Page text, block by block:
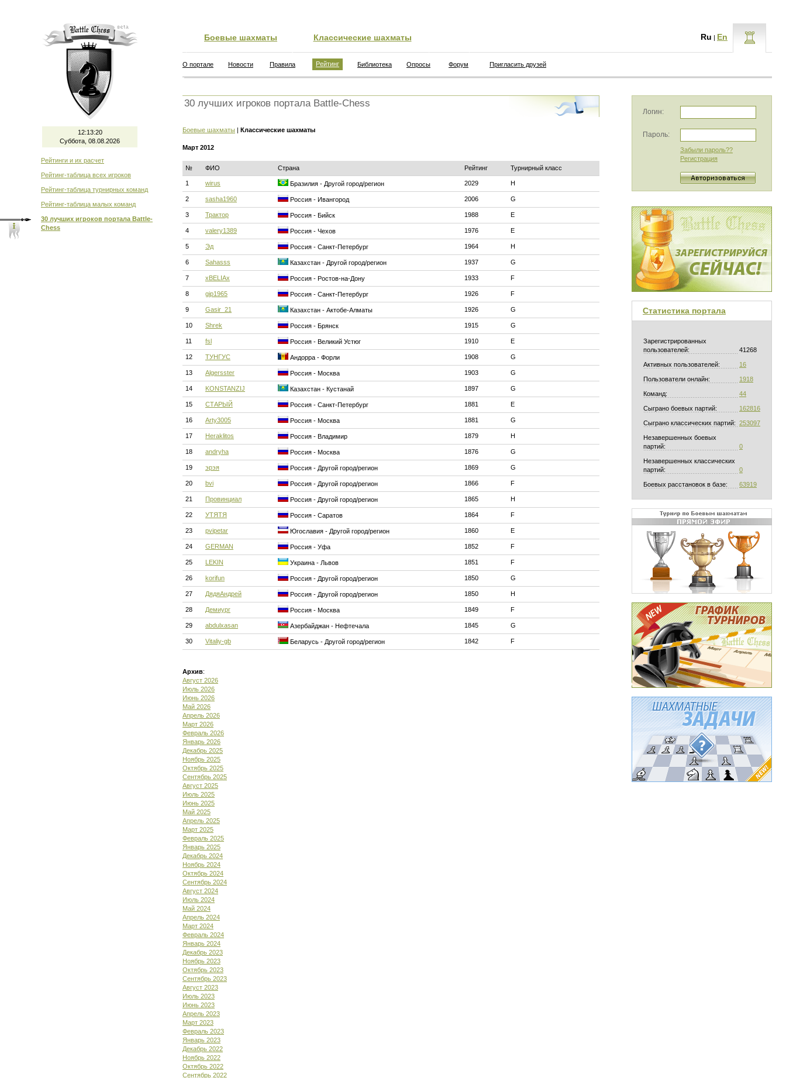
12:13:20
Суббота, 08.08.2026
Рейтинги и их расчет
Рейтинг-таблица всех игроков
Рейтинг-таблица турнирных команд
Рейтинг-таблица малых команд
30 лучших игроков портала Battle-
Chess
Боевые шахматы Классические шахматы Ru | En
О портале Новости Правила Рейтинг Библиотека Опросы Форум Пригласить друзей
30 лучших игроков портала Battle-Chess
Боевые шахматы | Классические шахматы
Март 2012
№ ФИО Страна Рейтинг Турнирный класс
1 wirus Бразилия - Другой город/регион 2029 H
2 sasha1960 Россия - Ивангород 2006 G
3 Трактор Россия - Бийск 1988 E
4 valery1389 Россия - Чехов 1976 E
5 Эд Россия - Санкт-Петербург 1964 H
6 Sahasss Казахстан - Другой город/регион 1937 G
7 xBELIAx Россия - Ростов-на-Дону 1933 F
8 gip1965 Россия - Санкт-Петербург 1926 F
9 Gasir_21 Казахстан - Актобе-Алматы 1926 G
10 Shrek Россия - Брянск 1915 G
11 fsl Россия - Великий Устюг 1910 E
12 ТУНГУС Андорра - Форли 1908 G
13 Algersster Россия - Москва 1903 G
14 KONSTANZIJ Казахстан - Кустанай 1897 G
15 СТАРЫЙ Россия - Санкт-Петербург 1881 E
16 Arty3005 Россия - Москва 1881 G
17 Heraklitos Россия - Владимир 1879 H
18 andryha Россия - Москва 1876 G
19 эрэя Россия - Другой город/регион 1869 G
20 bvi Россия - Другой город/регион 1866 F
21 Провинциал Россия - Другой город/регион 1865 H
22 УТЯТЯ Россия - Саратов 1864 F
23 pvipetar Югославия - Другой город/регион 1860 E
24 GERMAN Россия - Уфа 1852 F
25 LEKIN Украина - Львов 1851 F
26 korifun Россия - Другой город/регион 1850 G
27 ДядяАндрей Россия - Другой город/регион 1850 H
28 Демиург Россия - Москва 1849 F
29 abdulxasan Азербайджан - Нефтечала 1845 G
30 Vitaliy-gb Беларусь - Другой город/регион 1842 F
Архив:
Август 2026
Июль 2026
Июнь 2026
Май 2026
Апрель 2026
Март 2026
Февраль 2026
Январь 2026
Декабрь 2025
Ноябрь 2025
Октябрь 2025
Сентябрь 2025
Август 2025
Июль 2025
Июнь 2025
Май 2025
Апрель 2025
Март 2025
Февраль 2025
Январь 2025
Декабрь 2024
Ноябрь 2024
Октябрь 2024
Сентябрь 2024
Август 2024
Июль 2024
Май 2024
Апрель 2024
Март 2024
Февраль 2024
Январь 2024
Декабрь 2023
Ноябрь 2023
Октябрь 2023
Сентябрь 2023
Август 2023
Июль 2023
Июнь 2023
Апрель 2023
Март 2023
Февраль 2023
Январь 2023
Декабрь 2022
Ноябрь 2022
Октябрь 2022
Сентябрь 2022
Логин:
Пароль:
Забыли пароль??
Регистрация
Статистика портала
Зарегистрированных
пользователей:
41268
Активных пользователей: 16
Пользователи онлайн: 1918
Команд: 44
Сыграно боевых партий: 162816
Сыграно классических партий: 253097
Незавершенных боевых
партий:
0
Незавершенных классических
партий:
0
Боевых расстановок в базе: 63919